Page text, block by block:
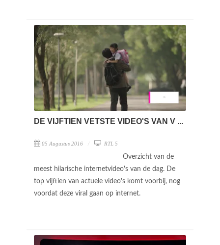
DE VIJFTIEN VETSTE VIDEO'S VAN V ...
05 Augustus 2016 RTL 5
Overzicht van de
meest hilarische internetvideo's van de dag. De
top vijftien van actuele video's komt voorbij, nog
voordat deze viral gaan op internet.